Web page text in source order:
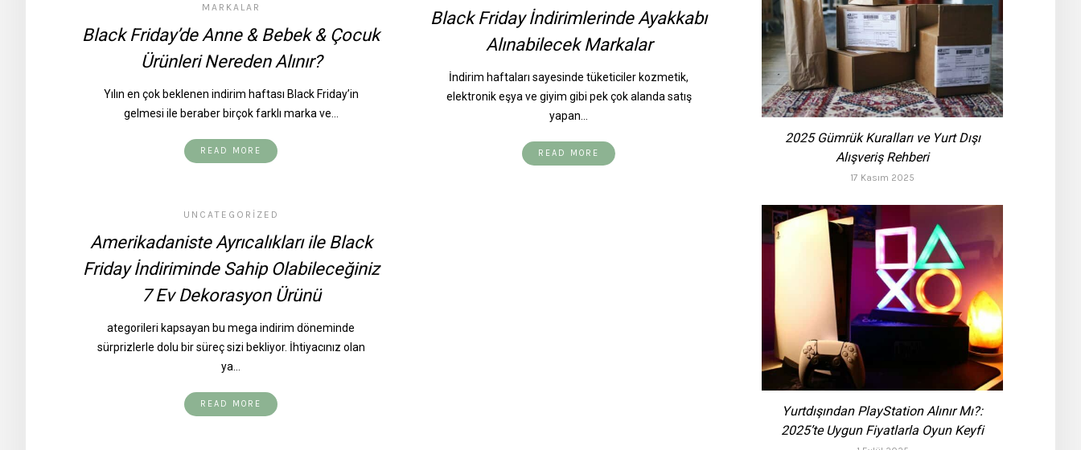
MARKALAR
Black Friday’de Anne & Bebek & Çocuk
Ürünleri Nereden Alınır?
Yılın en çok beklenen indirim haftası Black Friday’in
gelmesi ile beraber birçok farklı marka ve…
READ MORE
Black Friday İndirimlerinde Ayakkabı
Alınabilecek Markalar
İndirim haftaları sayesinde tüketiciler kozmetik,
elektronik eşya ve giyim gibi pek çok alanda satış
yapan…
READ MORE
UNCATEGORIZED
Amerikadaniste Ayrıcalıkları ile Black
Friday İndiriminde Sahip Olabileceğiniz
7 Ev Dekorasyon Ürünü
ategorileri kapsayan bu mega indirim döneminde
sürprizlerle dolu bir süreç sizi bekliyor. İhtiyacınız olan
ya…
READ MORE
2025 Gümrük Kuralları ve Yurt Dışı
Alışveriş Rehberi
17 Kasım 2025
Yurtdışından PlayStation Alınır Mı?:
2025’te Uygun Fiyatlarla Oyun Keyfi